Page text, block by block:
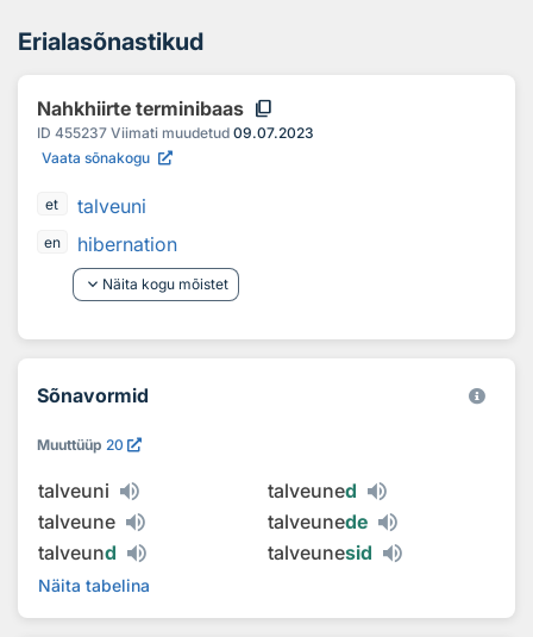
Erialasõnastikud
Nahkhiirte terminibaas content_copy
ID 455237 Viimati muudetud 09.07.2023
Vaata sõnakogu
et talveuni
en
hibernation
keyboard_arrow_down Näita kogu mõistet
Sõnavormid
Muuttüüp 20
talveuni talveuned
talveune
talveunede
talveund talveunesid
Näita tabelina